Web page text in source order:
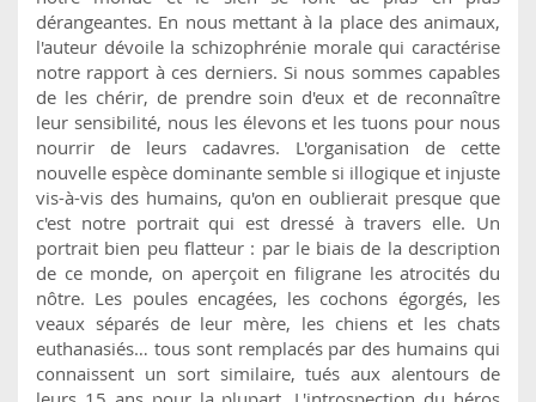
dérangeantes. En nous mettant à la place des animaux,
l'auteur dévoile la schizophrénie morale qui caractérise
notre rapport à ces derniers. Si nous sommes capables
de les chérir, de prendre soin d'eux et de reconnaître
leur sensibilité, nous les élevons et les tuons pour nous
nourrir de leurs cadavres. L'organisation de cette
nouvelle espèce dominante semble si illogique et injuste
vis-à-vis des humains, qu'on en oublierait presque que
c'est notre portrait qui est dressé à travers elle. Un
portrait bien peu flatteur : par le biais de la description
de ce monde, on aperçoit en filigrane les atrocités du
nôtre. Les poules encagées, les cochons égorgés, les
veaux séparés de leur mère, les chiens et les chats
euthanasiés… tous sont remplacés par des humains qui
connaissent un sort similaire, tués aux alentours de